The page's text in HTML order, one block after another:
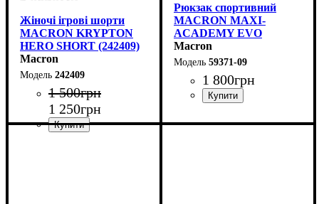
Жіночі ігрові шорти
MACRON KRYPTON
HERO SHORT (242409)
Macron
242409
1 500грн
1 250грн
Рюкзак спортивний
MACRON MAXI-
ACADEMY EVO
(5937109)
Macron
59371-09
1 800грн